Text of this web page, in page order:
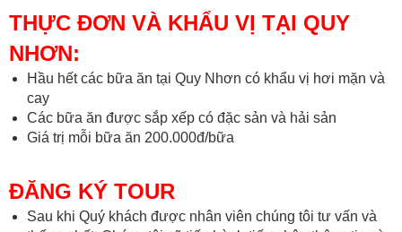
THỰC ĐƠN VÀ KHẨU VỊ TẠI QUY
NHƠN:
Hầu hết các bữa ăn tại Quy Nhơn có khẩu vị hơi mặn và
cay
Các bữa ăn được sắp xếp có đặc sản và hải sản
Giá trị mỗi bữa ăn 200.000đ/bữa
ĐĂNG KÝ TOUR
Sau khi Quý khách được nhân viên chúng tôi tư vấn và